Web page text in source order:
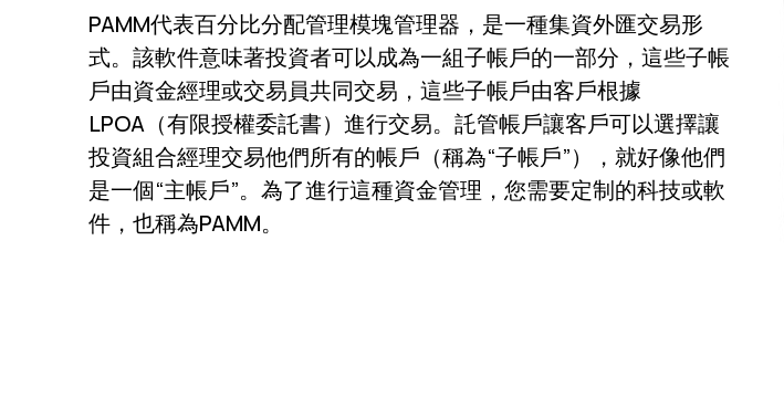
PAMM代表百分比分配管理模塊管理器，是一種集資外匯交易形
式。該軟件意味著投資者可以成為一組子帳戶的一部分，這些子帳
戶由資金經理或交易員共同交易，這些子帳戶由客戶根據
LPOA（有限授權委託書）進行交易。託管帳戶讓客戶可以選擇讓
投資組合經理交易他們所有的帳戶（稱為“子帳戶”），就好像他們
是一個“主帳戶”。為了進行這種資金管理，您需要定制的科技或軟
件，也稱為PAMM。